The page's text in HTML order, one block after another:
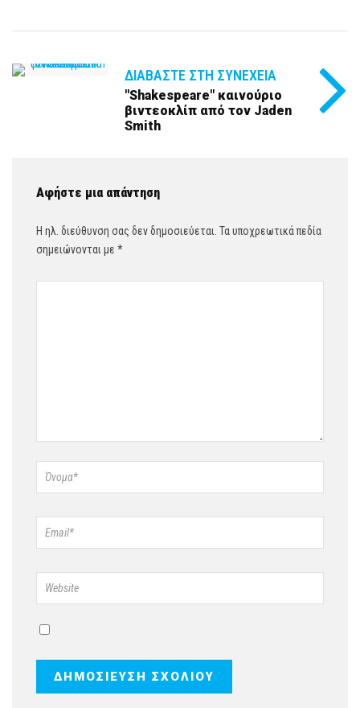
ΔΙΑΒΆΣΤΕ ΣΤΗ ΣΥΝΈΧΕΙΑ
"Shakespeare" καινούριο
βιντεοκλίπ από τον Jaden
Smith
Αφήστε μια απάντηση
Η ηλ. διεύθυνση σας δεν δημοσιεύεται. Τα υποχρεωτικά πεδία
σημειώνονται με *